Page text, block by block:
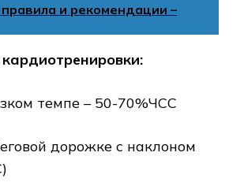
и рекомендации –
темпе – 50-70%ЧСС
дорожке с наклоном